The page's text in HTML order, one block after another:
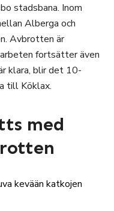
stadsbana. Inom
Alberga och
Avbrotten är
fortsätter även
klara, blir det 10-
till Köklax.
med